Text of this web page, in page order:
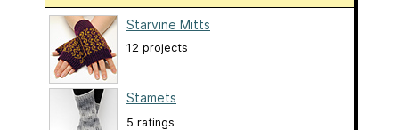
Starvine Mitts
12 projects
Stamets
5 ratings